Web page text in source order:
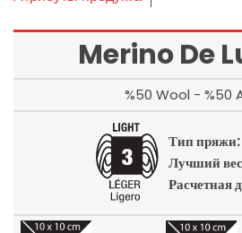
Merino De
%50 Wool - %50
Тип пряжи:
Лучший
Расчетная